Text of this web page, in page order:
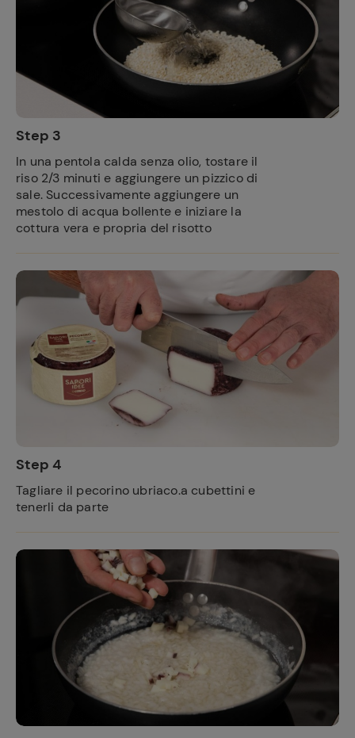
Step 3
In una pentola calda senza olio, tostare il
riso2/3 minuti e aggiungere un pizzico di
sale. Successivamente aggiungere un
mestolo di acqua bollente e iniziare la
cottura vera e propria del risotto
Step 4
Tagliare il pecorino ubriaco.a cubettini e
tenerli da parte